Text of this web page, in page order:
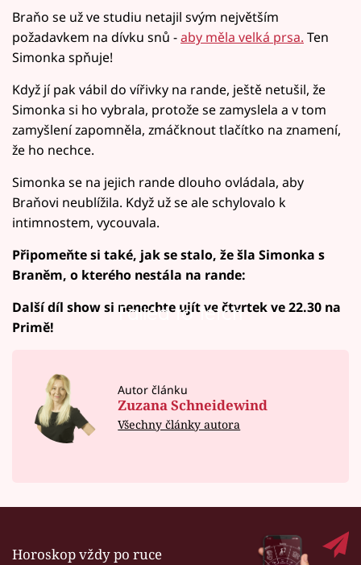
Braňo se už ve studiu netajil svým největším
požadavkem na dívku snů -aby měla velká prsa. Ten
Simonka spňuje!
Když jí pak vábil do vířivky na rande, ještě netušil, že
Simonka si ho vybrala, protože se zamyslela a v tom
zamyšlení zapomněla, zmáčknout tlačítko na znamení,
že ho nechce.
Simonka se na jejich rande dlouho ovládala, aby
Braňovi neublížila. Když už se ale schylovalo k
intimnostem, vycouvala.
Připomeňte si také, jak se stalo, že šla Simonka s
Braněm, o kterého nestála na rande:
Failed to fetch
Další díl show si nenechte ujít ve čtvrtek ve 22.30 na
Primě!
Autor článku
Zuzana Schneidewind
Všechny články autora
Horoskop vždy po ruce